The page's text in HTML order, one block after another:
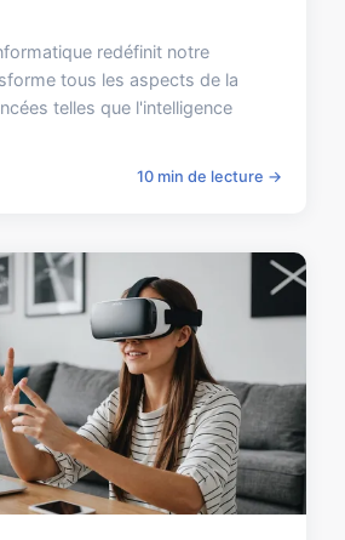
redéfinit notre
tous les aspects de la
telles que l'intelligence
10 min de lecture →